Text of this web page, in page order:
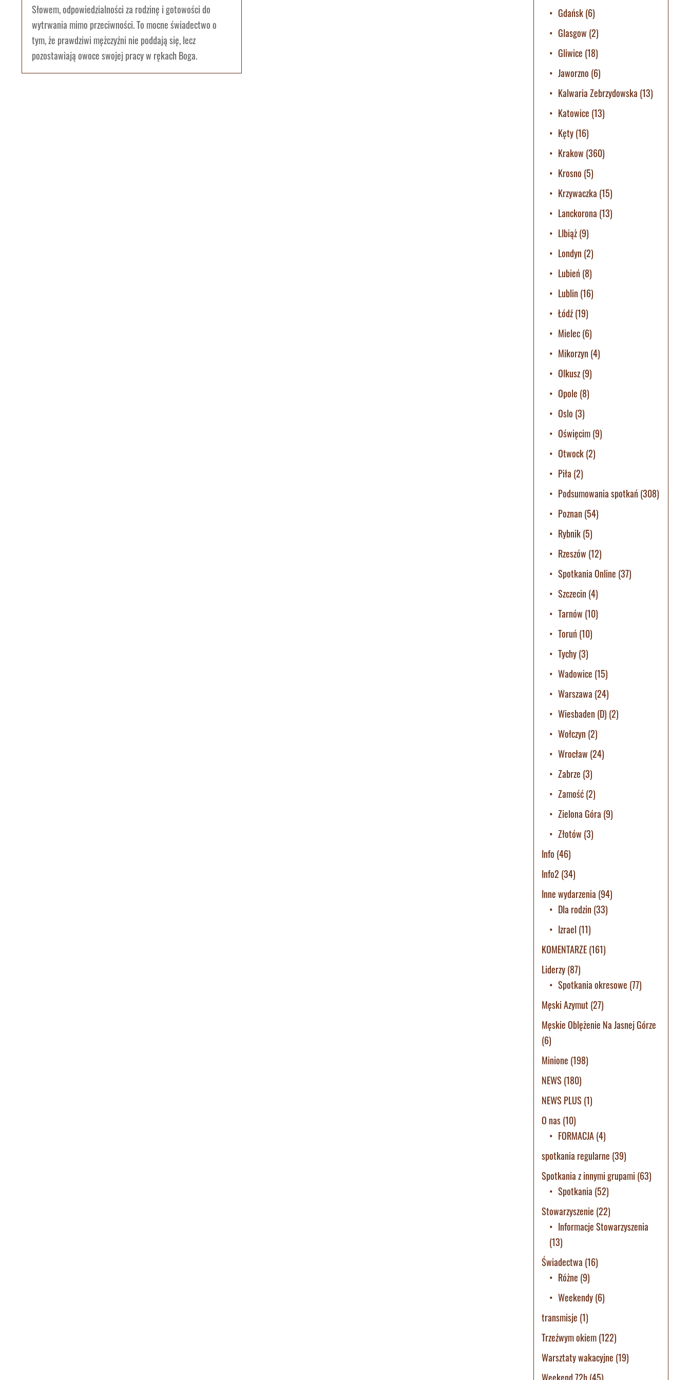
Słowem, odpowiedzialności za rodzinę i gotowości do
wytrwania mimo przeciwności. To mocne świadectwo o
tym, że prawdziwi mężczyźni nie poddają się, lecz
pozostawiają owoce swojej pracy w rękach Boga.
Gdańsk(6)
Glasgow (2)
Gliwice (18)
Jaworzno (6)
Kalwaria Zebrzydowska (13)
Katowice (13)
Kęty(16)
Krakow (360)
Krosno (5)
Krzywaczka (15)
Lanckorona (13)
LIbiąż(9)
Londyn (2)
Lubień (8)
Lublin (16)
Łódź(19)
Mielec(6)
Mikorzyn (4)
Olkusz(9)
Opole (8)
Oslo (3)
Oświęcim(9)
Otwock(2)
Piła (2)
Podsumowania spotkań (308)
Poznan (54)
Rybnik(5)
Rzeszów (12)
Spotkania Online (37)
Szczecin (4)
Tarnów (10)
Toruń (10)
Tychy(3)
Wadowice (15)
Warszawa (24)
Wiesbaden (D) (2)
Wołczyn (2)
Wrocław (24)
Zabrze (3)
Zamość(2)
Zielona Góra (9)
Złotów (3)
Info (46)
Info2 (34)
Inne wydarzenia (94)
Dla rodzin (33)
Izrael (11)
KOMENTARZE(161)
Liderzy(87)
Spotkania okresowe (77)
Męski Azymut (27)
Męskie Oblężenie Na Jasnej Górze
(6)
Minione (198)
NEWS (180)
NEWS PLUS (1)
O nas(10)
FORMACJA(4)
spotkania regularne (39)
Spotkania z innymi grupami (63)
Spotkania (52)
Stowarzyszenie (22)
Informacje Stowarzyszenia
(13)
Świadectwa (16)
Różne (9)
Weekendy(6)
transmisje (1)
Trzeźwym okiem(122)
Warsztaty wakacyjne (19)
Weekend 72h(45)